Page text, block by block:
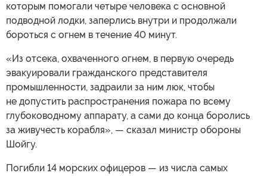
которым помогали четыре человека с основной
подводной лодки, заперлись внутри и продолжали
бороться с огнем в течение 40 минут.
«Из отсека, охваченного огнем, в первую очередь
эвакуировали гражданского представителя
промышленности, задраили за ним люк, чтобы
не допустить распространения пожара по всему
глубоководному аппарату, а сами до конца боролись
за живучесть корабля», — сказал министр обороны
Шойгу.
Погибли 14 морских офицеров — из числа самых